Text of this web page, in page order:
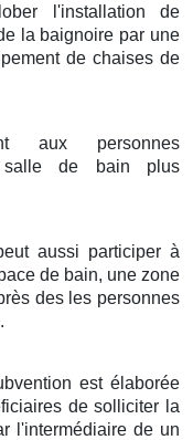
l'installation de
la baignoire par une
de chaises de
aux personnes
salle de bain plus
aussi participer à
de bain, une zone
des les personnes
est élaborée
de solliciter la
l'intermédiaire de un